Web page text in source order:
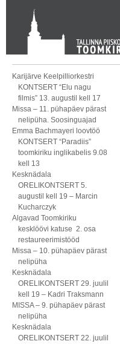
KONTAKT
Toom-Kooli 6, 10130 TALLINN
tallinna.toom@eelk.ee
Karijärve Keelpilliorkestri
KONTSERT “Elu nagu
filmis” 13. augustil kell 17
Missa – 11. pühapäev pärast
nelipüha. Soosinguajad
Emma Bachmayeri loovtöö
KONTSERT “Paradiis”
toomkiriku inglikabelis 9.08
kell 13
Kesknädala
ORELIKONTSERT 5.
augustil kell 19 – Marcin
Kucharczyk
Algavad Toomkiriku
kesklöövi katuse 2. osa
restaureerimistööd
Missa – 10. pühapäev pärast
nelipüha
Kesknädala
ORELIKONTSERT 29. juulil
kell 19 – Kadri Traksmann
MISSA – 9. pühapäev pärast
nelipüha
Kesknädala
ORELIKONTSERT 22. juulil